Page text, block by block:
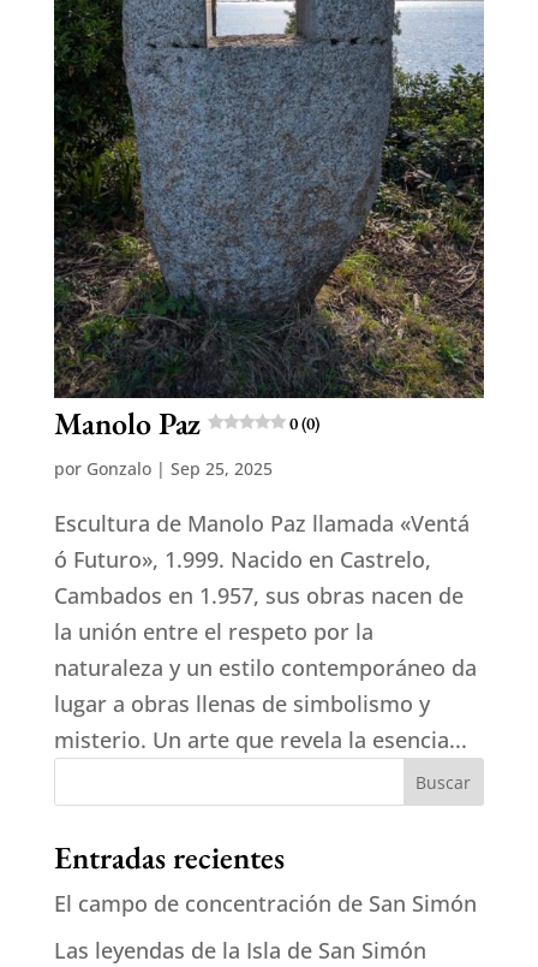
Manolo Paz
0 (0)
por Gonzalo| Sep 25, 2025
Escultura de Manolo Paz llamada «Ventá
ó Futuro», 1.999. Nacido en Castrelo,
Cambados en 1.957, sus obras nacen de
la unión entre el respeto por la
naturaleza y un estilo contemporáneo da
lugar a obras llenas de simbolismo y
misterio. Un arte que revela la esencia...
Buscar
Entradas recientes
El campo de concentración de San Simón
Las leyendas de la Isla de San Simón